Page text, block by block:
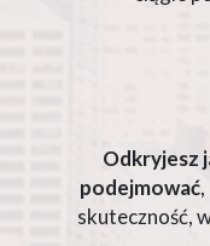
Odkryjesz
podejmować
skuteczność,